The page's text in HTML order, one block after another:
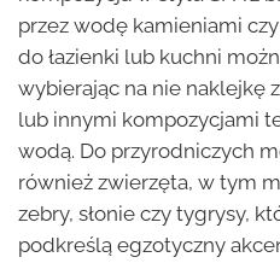
przez wodę kamieniami
do łazienki lub kuchni
wybierając na nie naklejkę
lub innymi kompozycjami
wodą. Do przyrodniczych
również zwierzęta, w tym
zebry, słonie czy tygrysy,
podkreślą egzotyczny